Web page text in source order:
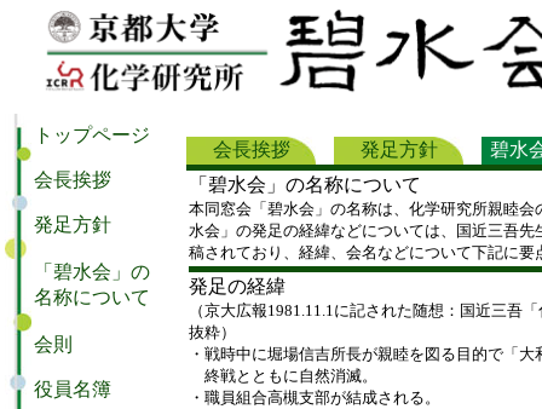
会長挨拶 発足方針
碧水
「碧水会」の名称について
本同窓会「碧水会」の名称は、化学研究所親睦
水会」の発足の経緯などについては、国近三吾
稿されており、経緯、会名などについて下記に要
発足の経緯
（京大広報1981.11.1に記された随想：国近三吾
抜粋）
・戦時中に堀場信吉所長が親睦を図る目的で「大
終戦とともに自然消滅。
・職員組合高槻支部が結成される。